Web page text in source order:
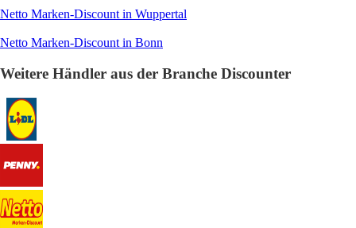
Netto Marken-Discount in Wuppertal
Netto Marken-Discount in Bonn
Weitere Händler aus der Branche Discounter